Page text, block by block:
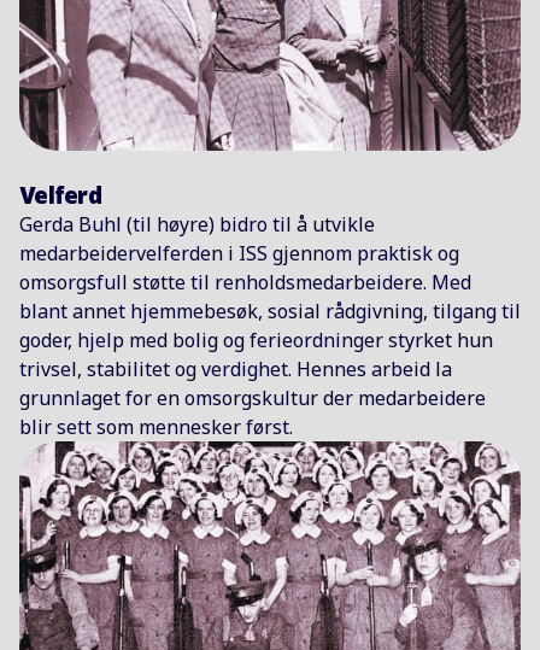
Etter krigen utvidet ISS virksomheten og
standardiserte tjenesteleveransene for en
voksende kundebase. Renhold ble mer strukturert,
støttet av opplæring, tydelige prosesser og bedre
planlegging. Nye arbeidsmetoder, som nattlig
renhold og mekanisering, bidro til økt effektivitet.
Samtidig fortsatte ISS å investere i
medarbeidernes trivsel og velferd, noe som styrket
selskapets menneskeorienterte kultur.
1960 – 1973
Internasjonal vekst skyter fart
ISS utvidet virksomheten utenfor Skandinavia og
inn i nye europeiske markeder. Tjenestene ble
bredere, og selskapet fikk et tydeligere
internasjonalt fotavtrykk. En mer systematisk og
datadrevet tilnærming bidro til å støtte veksten. I
1968 ble navnet International Service System, ISS,
introdusert – et tydelig uttrykk for ambisjonen om
Velferd
Gerda Buhl (til høyre) bidro til å utvikle
medarbeidervelferden i ISS gjennom praktisk og
omsorgsfull støtte til renholdsmedarbeidere. Med
blant annet hjemmebesøk, sosial rådgivning, tilgang til
goder, hjelp med bolig og ferieordninger styrket hun
trivsel, stabilitet og verdighet. Hennes arbeid la
grunnlaget for en omsorgskultur der medarbeidere
blir sett som mennesker først.